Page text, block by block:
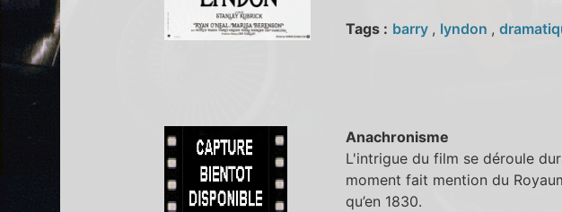
Tags : barry , lyndon ,
Anachronisme
L'intrigue du film se déroule
moment fait mention du
qu’en 1830.